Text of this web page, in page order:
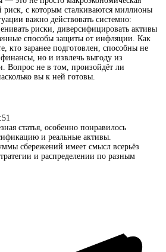
риск, с которым сталкиваются миллионы
важно действовать системно:
риски, диверсифицировать активы
способы защиты от инфляции. Как
кто заранее подготовлен, способны не
финансы, но и извлечь выгоду из
Вопрос не в том, произойдёт ли
вы к ней готовы.
статья, особенно понравилось
и реальные активы.
сбережений имеет смысл всерьёз
и распределении по разным